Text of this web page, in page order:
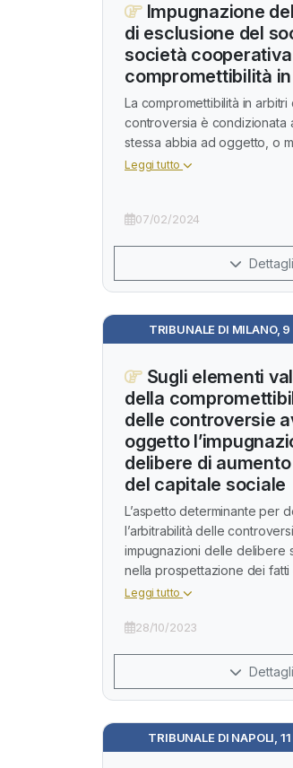
Impugnazione
di esclusione del
società
compromettibilità
La compromettibilità in arbitri
controversia è condizionata
stessa abbia ad oggetto, o
Leggi tutto
07/02/2024
Dettagli
TRIBUNALE DI MILANO,
Sugli elementi
della
delle controversie
oggetto
delibere di
del capitale sociale
L’aspetto determinante per
l’arbitrabilità delle
impugnazioni delle delibere
nella prospettazione dei fatti
Leggi tutto
28/10/2023
Dettagli
TRIBUNALE DI NAPOLI,